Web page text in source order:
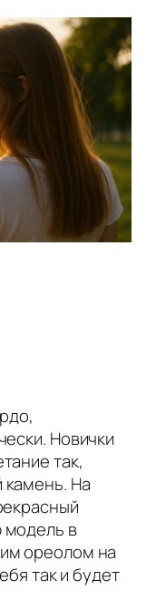
Новички
так,
На
модель в
ореолом на
так и будет